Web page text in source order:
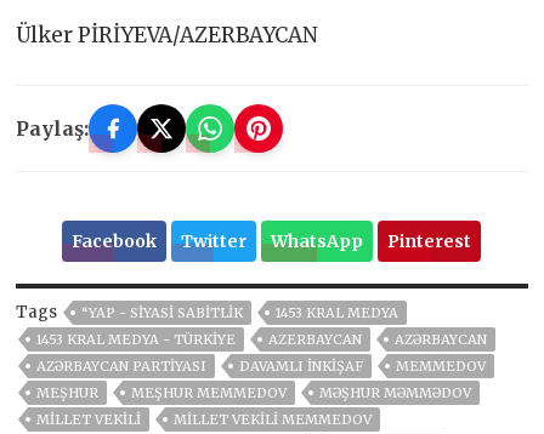
Ülker PİRİYEVA/AZERBAYCAN
Paylaş:
Facebook Twitter WhatsApp Pinterest
Tags “YAP - SIYASI SABITLIK
1453 KRAL MEDYA
1453 KRAL MEDYA - TÜRKIYE
AZERBAYCAN
AZƏRBAYCAN
AZƏRBAYCAN PARTIYASI
DAVAMLI INKIŞAF
MEMMEDOV
MEŞHUR
MEŞHUR MEMMEDOV
MƏŞHUR MƏMMƏDOV
MILLET VEKILI
MILLET VEKILI MEMMEDOV